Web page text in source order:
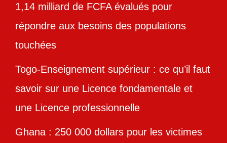
1,14 milliard de FCFA évalués pour
répondre aux besoins des populations
touchées
Togo-Enseignement supérieur : ce qu’il faut
savoir sur une Licence fondamentale et
une Licence professionnelle
Ghana : 250 000 dollars pour les victimes